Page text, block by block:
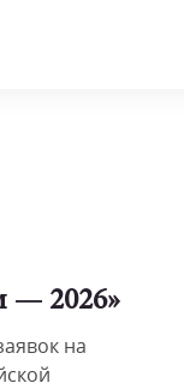
— 2026»
на